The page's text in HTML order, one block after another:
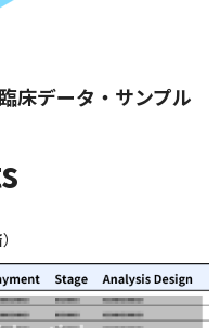
床データ・サンプル